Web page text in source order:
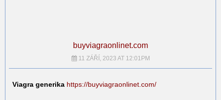
buyviagraonlinet.com
11 ZÁŘÍ, 2023 AT 12:01PM
Viagra generika https://buyviagraonlinet.com/